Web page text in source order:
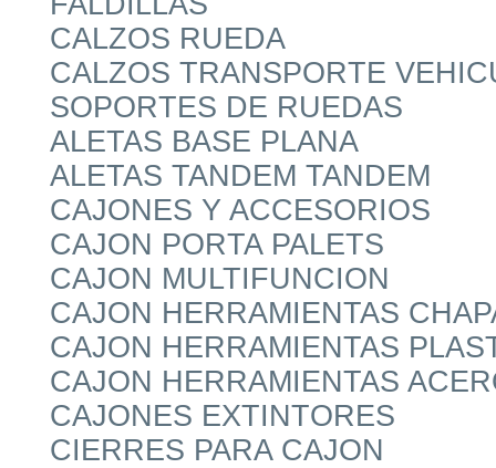
CALZOS RUEDA
CALZOS TRANSPORTE
SOPORTES DE RUEDAS
ALETAS BASE PLANA
ALETAS TANDEM TANDEM
CAJONES Y ACCESORIOS
CAJON PORTA PALETS
CAJON MULTIFUNCION
CAJON HERRAMIENTAS
CAJON HERRAMIENTAS
CAJON HERRAMIENTAS
CAJONES EXTINTORES
CIERRES PARA CAJON